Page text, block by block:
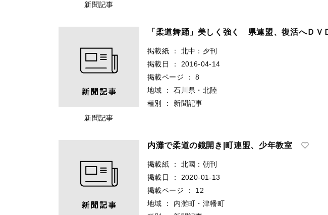
新聞記事
新聞記事
「柔道舞踊」美しく強く 県連盟、復活へＤＶ
掲載紙 ：
北中：夕刊
掲載日
：
2016-04-14
掲載ページ
：
8
地域
：
石川県・北陸
種別
： 新聞記事
内灘で柔道の鏡開き|町連盟、少年教室
掲載紙 ：
北國：朝刊
掲載日
：
2020-01-13
掲載ページ
：
12
地域
：
内灘町・津幡町